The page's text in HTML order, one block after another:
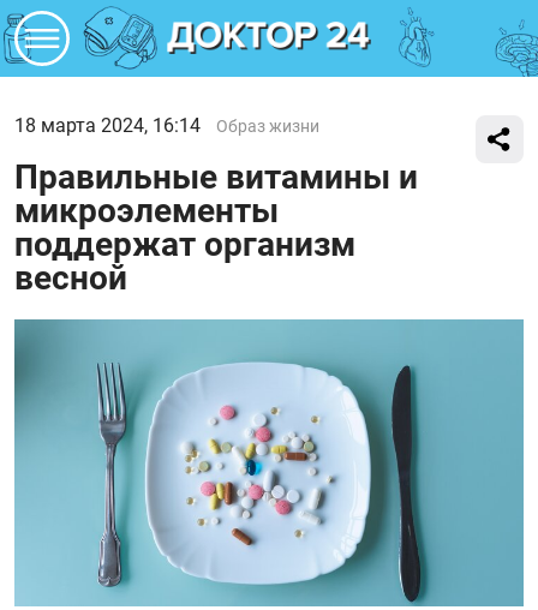
18 марта 2024, 16:14 Образ жизни
Правильные витамины и
микроэлементы
поддержат организм
весной